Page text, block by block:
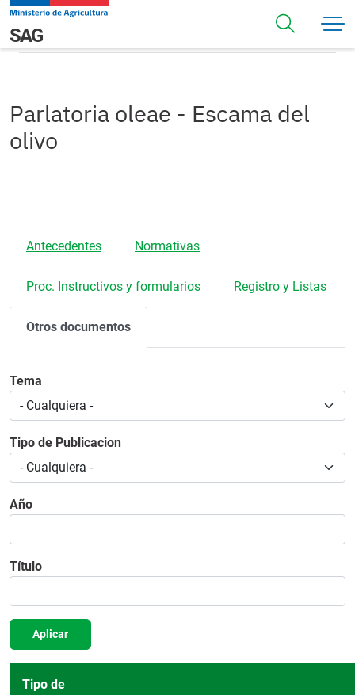
Pasar al contenido principal
Navegación principal
SAGOtros Documentos
Parlatoria oleae - Escama del
olivo
Antecedentes Normativas
Proc. Instructivos y formularios Registro y Listas
Otros documentos
Tema
Tipo de Publicacion
Año
Título
Aplicar
Tipo de